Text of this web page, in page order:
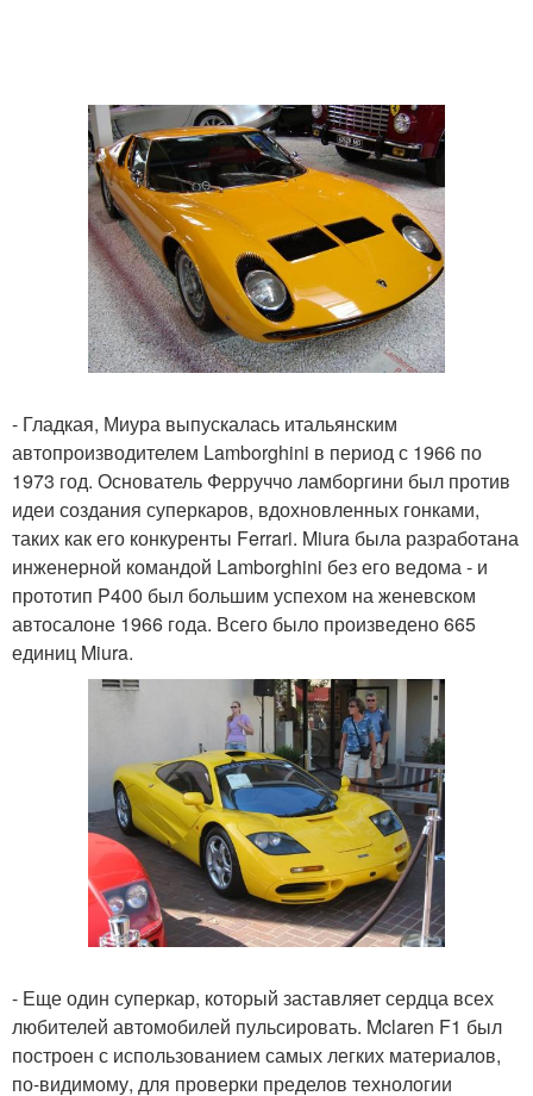
- Гладкая, Миура выпускалась итальянским
автопроизводителем Lamborghini в период с 1966 по
1973 год. Основатель Ферруччо ламборгини был против
идеи создания суперкаров, вдохновленных гонками,
таких как его конкуренты Ferrari. Miura была разработана
инженерной командой Lamborghini без его ведома - и
прототип P400 был большим успехом на женевском
автосалоне 1966 года. Всего было произведено 665
единиц Miura.
- Еще один суперкар, который заставляет сердца всех
любителей автомобилей пульсировать. Mclaren F1 был
построен с использованием самых легких материалов,
по-видимому, для проверки пределов технологии